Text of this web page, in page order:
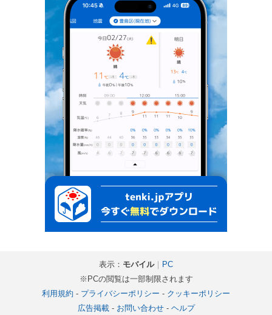
表示： モバイル｜ PC
※PCの閲覧は一部制限されます
利用規約 - プライバシーポリシー - クッキーポリシー
広告掲載- お問い合わせ- ヘルプ